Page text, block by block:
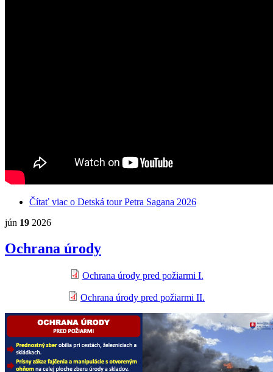
Čítať viac o Detská tour Petra Sagana 2026
jún 19 2026
Ochrana úrody
Ochrana úrody pred požiarmi I.
Ochrana úrody pred požiarmi II.